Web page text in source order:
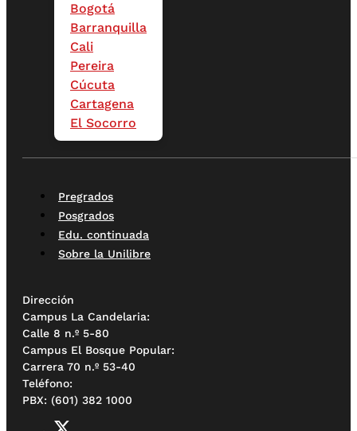
Bogotá
Barranquilla
Cali
Pereira
Cúcuta
Cartagena
El Socorro
Pregrados
Posgrados
Edu. continuada
Sobre la Unilibre
Dirección
Campus La Candelaria:
Calle 8 n.º 5-80
Campus El Bosque Popular:
Carrera 70 n.º 53-40
Teléfono:
PBX: (601) 382 1000